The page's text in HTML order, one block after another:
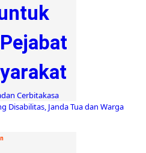
Cerbitakasa